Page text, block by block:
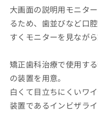
大画面の説明用モニタ
るため、歯並びなど口
すくモニターを見ながら
矯正歯科治療で使用す
の装置を用意。
白くて目立ちにくいワ
装置であるインビザラ